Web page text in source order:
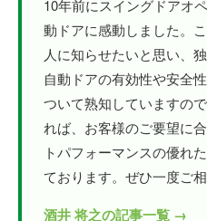
10年前にスイングドアオ
動ドアに感動しました。
人に知らせたいと思い、
自動ドアの有効性や安全
ついて熟知していますの
れば、お客様のご要望に
トパフォーマンスの優れ
ております。ぜひ一度ご相
酒井 将之の記事一覧 →